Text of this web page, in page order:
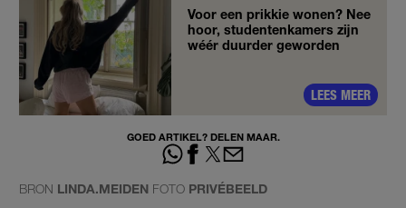
Voor een prikkie wonen? Nee
hoor, studentenkamers zijn
wéér duurder geworden
LEES MEER
GOED ARTIKEL? DELEN MAAR.
BRON LINDA.MEIDEN FOTO PRIVÉBEELD